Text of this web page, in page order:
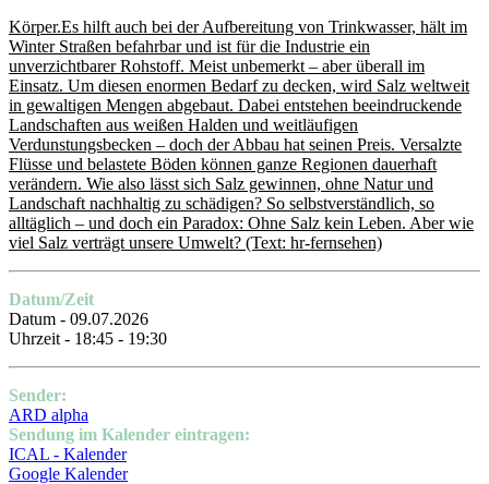
Körper.Es hilft auch bei der Aufbereitung von Trinkwasser, hält im
Winter Straßen befahrbar und ist für die Industrie ein
unverzichtbarer Rohstoff. Meist unbemerkt – aber überall im
Einsatz. Um diesen enormen Bedarf zu decken, wird Salz weltweit
in gewaltigen Mengen abgebaut. Dabei entstehen beeindruckende
Landschaften aus weißen Halden und weitläufigen
Verdunstungsbecken – doch der Abbau hat seinen Preis. Versalzte
Flüsse und belastete Böden können ganze Regionen dauerhaft
verändern. Wie also lässt sich Salz gewinnen, ohne Natur und
Landschaft nachhaltig zu schädigen? So selbstverständlich, so
alltäglich – und doch ein Paradox: Ohne Salz kein Leben. Aber wie
viel Salz verträgt unsere Umwelt? (Text: hr-fernsehen)
Datum/Zeit
Datum - 09.07.2026
Uhrzeit - 18:45 - 19:30
Sender:
ARD alpha
Sendung im Kalender eintragen:
ICAL - Kalender
Google Kalender